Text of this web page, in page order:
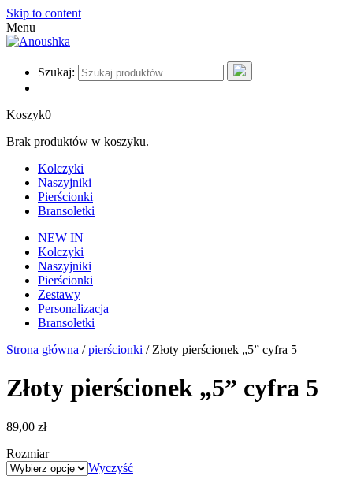
Skip to content
Menu
Szukaj:
Koszyk0
Brak produktów w koszyku.
Kolczyki
Naszyjniki
Pierścionki
Bransoletki
NEW IN
Kolczyki
Naszyjniki
Pierścionki
Zestawy
Personalizacja
Bransoletki
Strona główna /pierścionki / Złoty pierścionek „5” cyfra 5
Złoty pierścionek „5” cyfra 5
89,00 zł
Rozmiar
Wyczyść